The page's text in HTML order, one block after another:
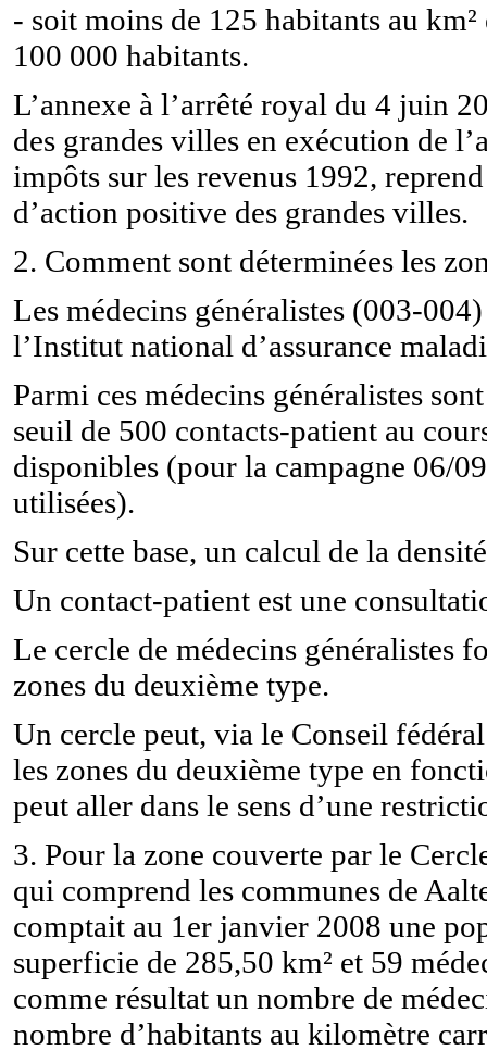
- soit moins de 125 habitants au
100 000 habitants.
L’annexe à l’arrêté royal du 4 juin
des grandes villes en exécution de
impôts sur les revenus 1992,
d’action positive des grandes villes.
2. Comment sont déterminées les
Les médecins généralistes (003-
l’Institut national d’assurance
Parmi ces médecins généralistes
seuil de 500 contacts-patient au
disponibles (pour la campagne 06/
utilisées).
Sur cette base, un calcul de la
Un contact-patient est une
Le cercle de médecins généralistes
zones du deuxième type.
Un cercle peut, via le Conseil
les zones du deuxième type en
peut aller dans le sens d’une
3. Pour la zone couverte par le
qui comprend les communes de
comptait au 1er janvier 2008 une
superficie de 285,50 km² et 59
comme résultat un nombre de
nombre d’habitants au kilomètre